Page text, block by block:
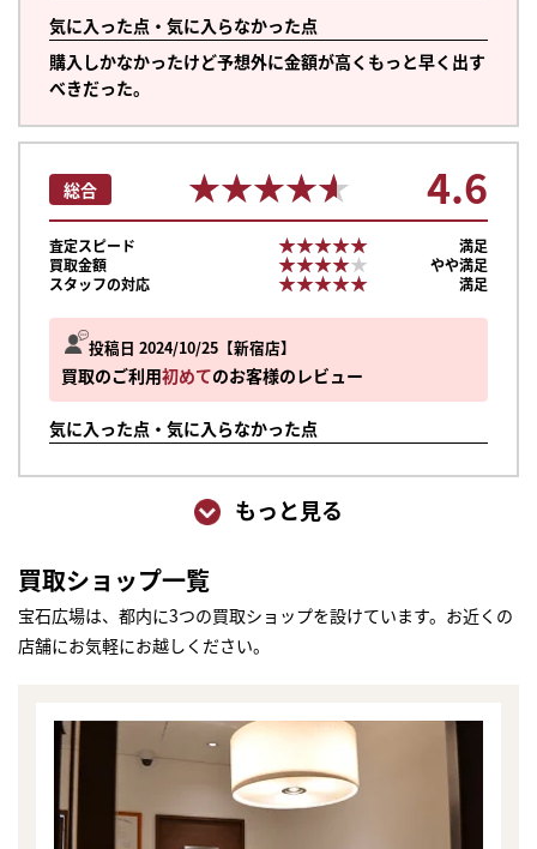
気に入った点・気に入らなかった点
購入しかなかったけど予想外に金額が高くもっと早く出す
べきだった。
投稿日 2024/10/25 新宿店
買取のご利用初めてのお客様のレビュー
気に入った点・気に入らなかった点
総合 ★★★★★
★★★★★ 4.6
査定スピード ★★★★★
★★★★★
満足
買取金額
★★★★★
★★★★★
やや満足
スタッフの対応
★★★★★
★★★★★ 満足
もっと見る
買取ショップ一覧
宝石広場は、都内に3つの買取ショップを設けています。お近くの
店舗にお気軽にお越しください。
まずは
かんたん30秒でお試し査定